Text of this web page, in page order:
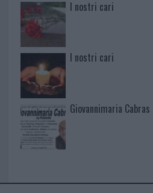
I nostri cari
I nostri cari
Giovannimaria Cabras